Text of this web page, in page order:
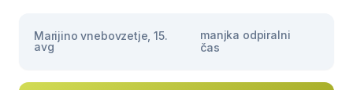
Marijino vnebovzetje, 15.
avg
manjka odpiralni
čas